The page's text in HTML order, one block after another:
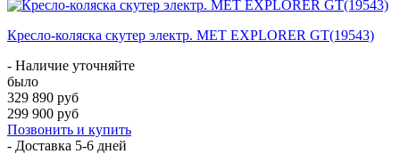
Кресло-коляска скутер электр. МЕТ EXPLORER GT(19543)
- Наличие уточняйте
было
329 890 руб
299 900 руб
Позвонить и купить
- Доставка 5-6 дней